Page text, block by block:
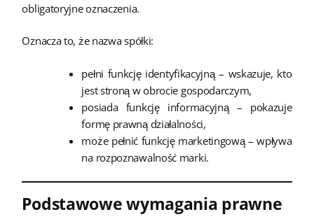
obligatoryjne oznaczenia.
Oznacza to, że nazwa spółki:
pełni funkcję identyfikacyjną – wskazuje, kto
jest stroną w obrocie gospodarczym,
posiada funkcję informacyjną – pokazuje
formę prawną działalności,
może pełnić funkcję marketingową – wpływa
na rozpoznawalność marki.
Podstawowe wymagania prawne